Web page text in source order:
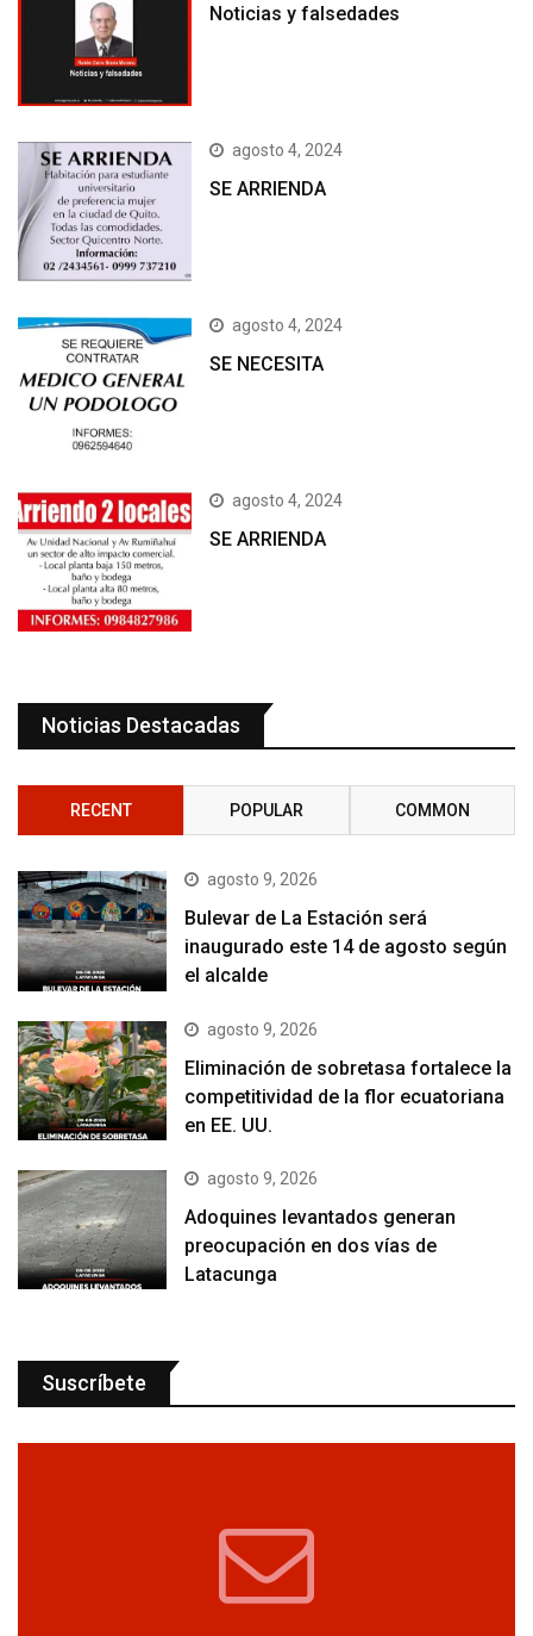
Noticias y falsedades
agosto 4, 2024
SE ARRIENDA
agosto 4, 2024
SE NECESITA
agosto 4, 2024
SE ARRIENDA
Noticias Destacadas
RECENT POPULAR COMMON
agosto 9, 2026
Bulevar de La Estación será
inaugurado este 14 de agosto según
el alcalde
agosto 9, 2026
Eliminación de sobretasa fortalece la
competitividad de la flor ecuatoriana
en EE. UU.
agosto 9, 2026
Adoquines levantados generan
preocupación en dos vías de
Latacunga
Suscríbete